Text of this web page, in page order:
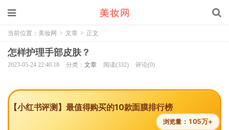
当前位置： 美妆网 > 文章 > 正文
怎样护理手部皮肤？
2023-05-24 22:40:18 分类： 文章 阅读(332) 评论(0)
【小红书评测】最值得购买的10款面膜排行榜
浏览量： 105万+